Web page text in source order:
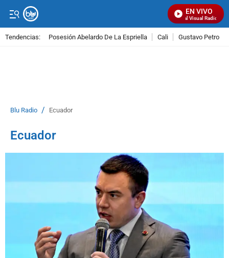
EN VIVO
Señal Visual Radio
Tendencias: Posesión Abelardo De La Espriella Cali Gustavo Petro
Blu Radio / Ecuador
Ecuador